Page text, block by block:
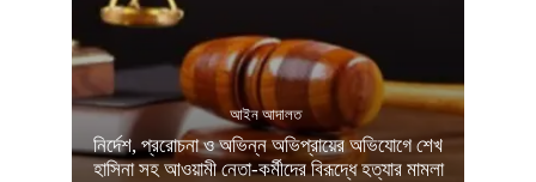
আইন আদালত
নির্দেশ, প্ররোচনা ও অভিন্ন অভিপ্রায়ের অভিযোগে শেখ
হাসিনা সহ আওয়ামী নেতা-কর্মীদের বিরূদ্ধে হত্যার মামলা